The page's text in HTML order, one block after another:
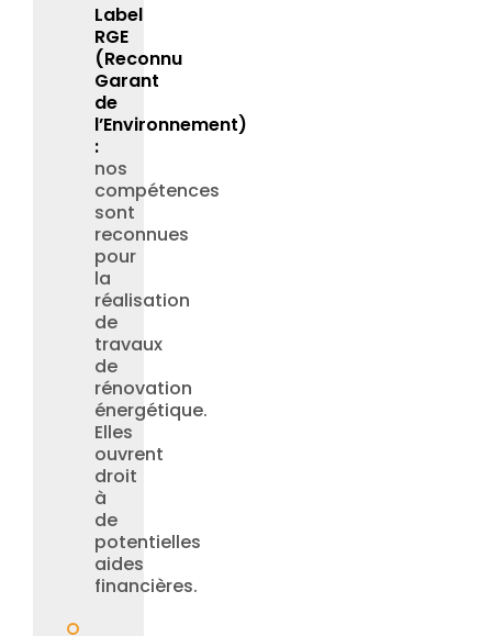
Label
RGE
(Reconnu
Garant
de
l’Environnement)
:
nos
compétences
sont
reconnues
pour
la
réalisation
de
travaux
de
rénovation
énergétique.
Elles
ouvrent
droit
à
de
potentielles
aides
financières.